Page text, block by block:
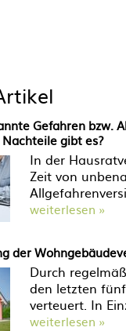
Gefahren bzw.
gibt es?
In der
Zeit von
weiterlesen »
der
Durch
den letzten
verteuert. In
weiterlesen »